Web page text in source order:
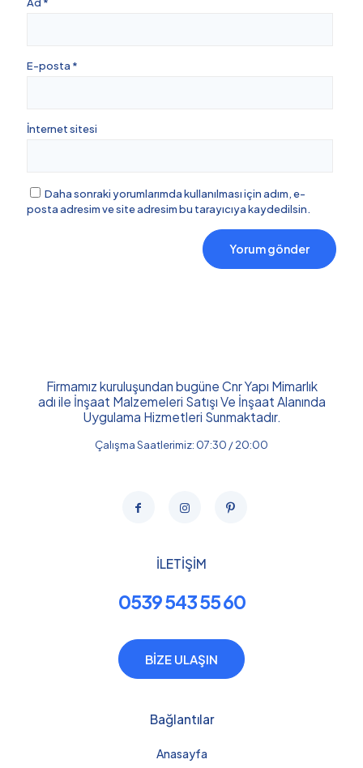
Ad *
E-posta *
İnternet sitesi
Daha sonraki yorumlarımda kullanılması için adım, e-
posta adresim ve site adresim bu tarayıcıya kaydedilsin.
Firmamız kuruluşundan bugüne Cnr Yapı Mimarlık
adı ile İnşaat Malzemeleri Satışı Ve İnşaat Alanında
Uygulama Hizmetleri Sunmaktadır.
Çalışma Saatlerimiz: 07:30 / 20:00
İLETİŞİM
0539 543 55 60
BİZE ULAŞIN
Bağlantılar
Anasayfa